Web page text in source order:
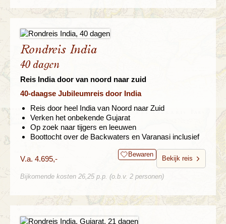
Rondreis India
40 dagen
Reis India door van noord naar zuid
40-daagse Jubileumreis door India
Reis door heel India van Noord naar Zuid
Verken het onbekende Gujarat
Op zoek naar tijgers en leeuwen
Boottocht over de Backwaters en Varanasi inclusief
V.a. 4.695,- Bewaren
Bekijk reis
Bijkomende kosten 26,25 p.p. (o.b.v. 2 personen)